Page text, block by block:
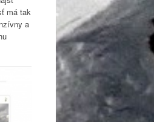
má tak
a